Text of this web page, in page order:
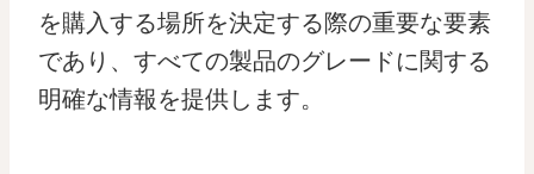
を購入する場所を決定する際の重要な要素
であり、すべての製品のグレードに関する
明確な情報を提供します。